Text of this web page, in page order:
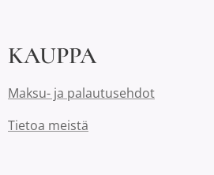
KAUPPA
Maksu- ja palautusehdot
Tietoa meistä